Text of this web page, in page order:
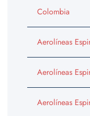
Colombia
Aerolíneas
Aerolíneas
Aerolíneas